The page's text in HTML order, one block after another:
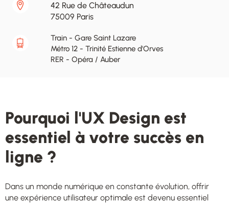
42 Rue de Châteaudun
75009 Paris
Train - Gare Saint Lazare
Métro 12 - Trinité Estienne d'Orves
RER - Opéra / Auber
Pourquoi l'UX Design est
essentiel à votre succès en
ligne ?
Dans un monde numérique en constante évolution, offrir
une expérience utilisateur optimale est devenu essentiel